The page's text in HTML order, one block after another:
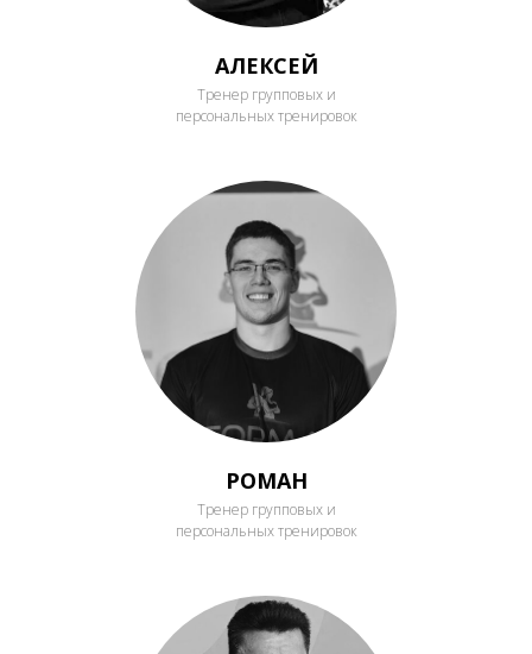
АЛЕКСЕЙ
Тренер групповых и
персональных тренировок
РОМАН
Тренер групповых и
персональных тренировок